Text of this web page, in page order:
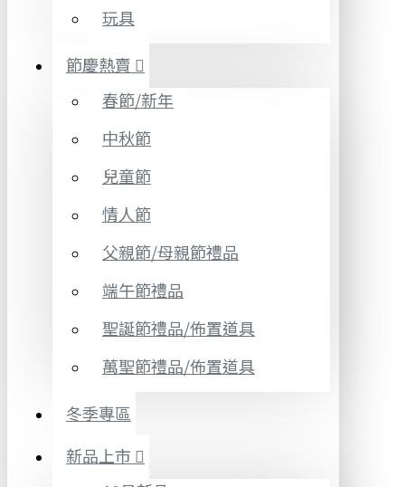
玩具
節慶熱賣
春節/新年
中秋節
兒童節
情人節
父親節/母親節禮品
端午節禮品
聖誕節禮品/佈置道具
萬聖節禮品/佈置道具
冬季專區
新品上市